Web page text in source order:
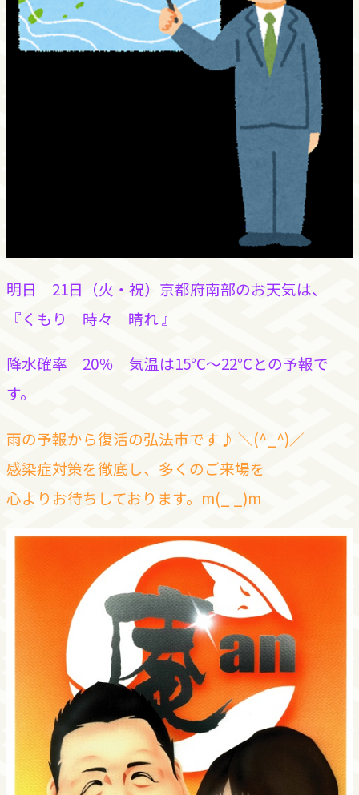
明日 21日（火・祝）京都府南部のお天気は、
『くもり 時々 晴れ 』
降水確率 20％ 気温は15℃～22℃との予報で
す。
雨の予報から復活の弘法市です♪ ＼(^_^)／
感染症対策を徹底し、多くのご来場を
心よりお待ちしております。m(_ _)m